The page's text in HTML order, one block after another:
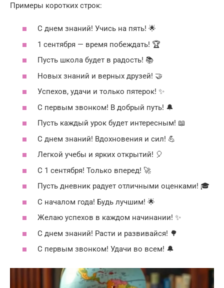
Примеры коротких строк:
С днем знаний! Учись на пять! 🌟
1 сентября — время побеждать! 🏆
Пусть школа будет в радость! 📚
Новых знаний и верных друзей! 🤝
Успехов, удачи и только пятерок! ✨
С первым звонком! В добрый путь! 🔔
Пусть каждый урок будет интересным! 📖
С днем знаний! Вдохновения и сил! 💪
Легкой учебы и ярких открытий! 🎈
С 1 сентября! Только вперед! 🚀
Пусть дневник радует отличными оценками! 🎓
С началом года! Будь лучшим! 🌟
Желаю успехов в каждом начинании! ✨
С днем знаний! Расти и развивайся! 🌳
С первым звонком! Удачи во всем! 🔔